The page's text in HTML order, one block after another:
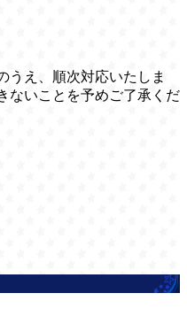
うえ、順次対応いたしま
ないことを予めご了承くだ